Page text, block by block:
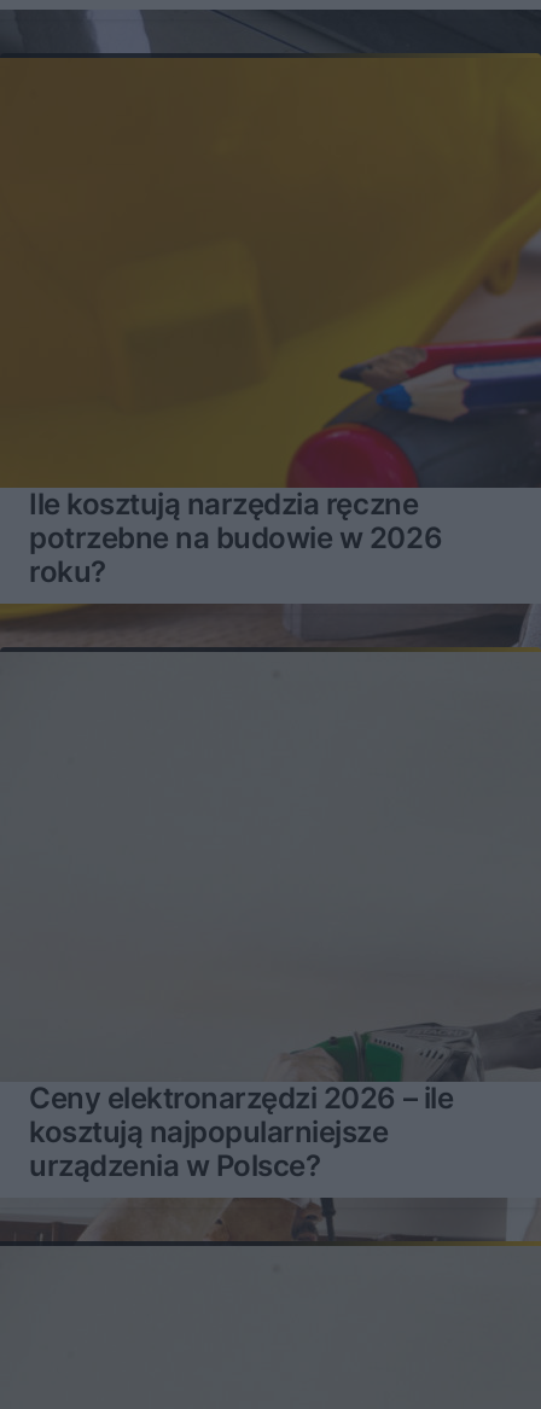
Ile kosztują narzędzia ręczne
potrzebne na budowie w 2026
roku?
Ceny elektronarzędzi 2026 – ile
kosztują najpopularniejsze
urządzenia w Polsce?